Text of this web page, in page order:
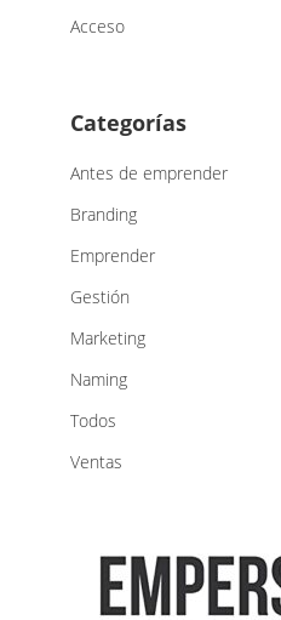
Acceso
Categorías
Antes de emprender
Branding
Emprender
Gestión
Marketing
Naming
Todos
Ventas